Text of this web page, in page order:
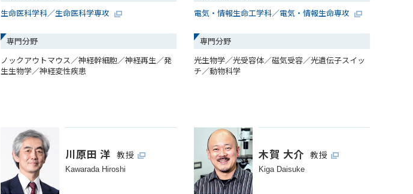
生命医科学科／生命医科学専攻
専門分野
ノックアウトマウス／神経幹細胞／神経再生／発
生生物学／神経変性疾患
電気・情報生命工学科／電気・情報生命専攻
専門分野
光生物学／光受容体／磁気受容／光遺伝子スイッ
チ／動物科学
川原田 洋 教授
Kawarada Hiroshi
木賀 大介 教授
Kiga Daisuke